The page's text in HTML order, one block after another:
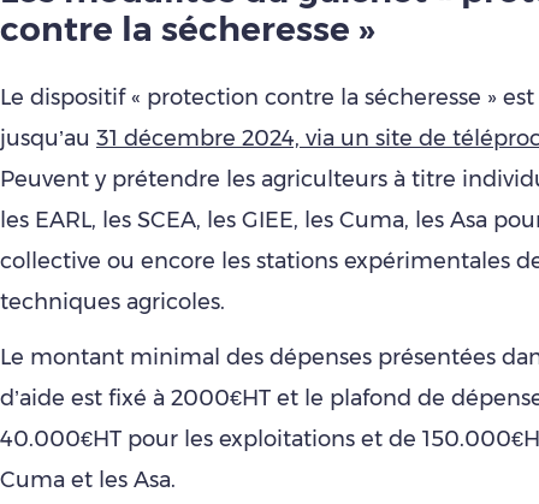
contre la sécheresse »
Le dispositif « protection contre la sécheresse »
jusqu’au 31 décembre 2024, via un site de
Peuvent y prétendre les agriculteurs à titre
les EARL, les SCEA, les GIEE, les Cuma, les Asa
collective ou encore les stations expérimentales
techniques agricoles.
Le montant minimal des dépenses présentées
d’aide est fixé à 2000€HT et le plafond de
40.000€HT pour les exploitations et de
Cuma et les Asa.